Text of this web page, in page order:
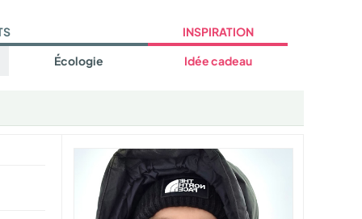
Écologie
INSPIRATION
Idée cadeau